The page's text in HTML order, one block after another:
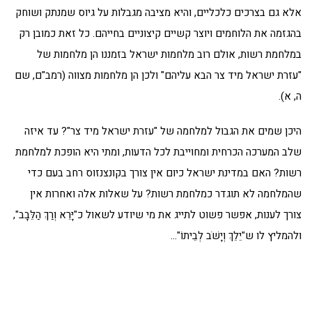
אלא גם בצרכים כלכליים, והיא מציבה מגבלות על גיוס שמנתק ושוחק
בהגזמה את הלוחמים ויוצר קשיים קיצוניים בחייהם. כל זאת כמובן רק
במלחמת רשות, אולם רוב מלחמות ישראל בזמננו הן מלחמות של
"עזרת ישראל מיד צר הבא עליהם" ולכן הן מלחמות מצווה (רמב"ם, שם
ה, א).
היכן שמים את הגבול למלחמה של "עזרת ישראל מיד צר"? עד איזה
שלב המערכה הכרחית ומחוייבת לכל הדעות, ומתי היא הופכת למלחמת
רשות? האם במדינת ישראל כיום אין צורך בקונצנזוס רחב בעם כדי
שהמלחמה לא תוגדר כמלחמת רשות? על שאלות אלה ואחרות אין
צורך לענות, אפשר פשוט לתייג את מי שיודע לשאול כ"יָּרֵא וְרַךְ הַלֵּבָב",
ולהמליץ לו ש"יֵלֵךְ וְיָשֹׁב לְבֵיתוֹ"…